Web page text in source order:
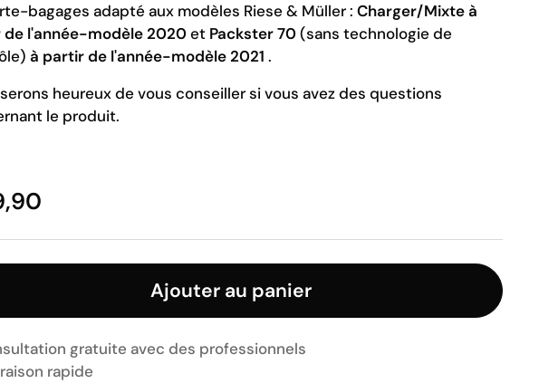
bagages adapté aux modèles Riese & Müller : Charger/Mixte à
l'année-modèle 2020 et Packster 70 (sans technologie de
à partir de l'année-modèle 2021 .
heureux de vous conseiller si vous avez des questions
le produit.
Ajouter au panier
gratuite avec des professionnels
rapide